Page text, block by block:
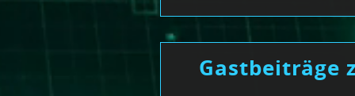
Gastbeiträge